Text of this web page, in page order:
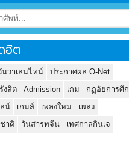
ฮิต
วาเลนไทน์
ประกาศผล O-Net
งสิต
Admission เกม
กฏอัยการศึก
น์
เกมส์ เพลงใหม่
เพลง
าติ
วันสารทจีน
เทศกาลกินเจ